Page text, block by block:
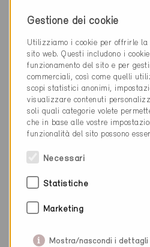
Täfernstrasse 11b
5405 Dättwil
056 484 24 24
info@weber-marmoran.ch
www.ch.weber
0 Edifici Minergie (0
Gestione dei cookie
Utilizziamo i cookie per offrirle la
sito web. Questi includono i
funzionamento del sito e per
commerciali, così come quelli
scopi statistici anonimi,
visualizzare contenuti
soli quali categorie volete
che in base alle vostre
funzionalità del sito possono
Necessari
Statistiche
Marketing
Mostra/nascondi i dettagli